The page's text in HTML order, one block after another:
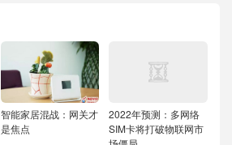
智能家居混战：网关才
是焦点
2022年预测：多网络
SIM卡将打破物联网市